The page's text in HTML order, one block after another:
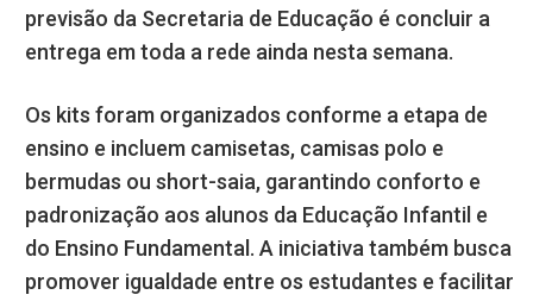
previsão da Secretaria de Educação é concluir a
entrega em toda a rede ainda nesta semana.
Os kits foram organizados conforme a etapa de
ensino e incluem camisetas, camisas polo e
bermudas ou short-saia, garantindo conforto e
padronização aos alunos da Educação Infantil e
do Ensino Fundamental. A iniciativa também busca
promover igualdade entre os estudantes e facilitar